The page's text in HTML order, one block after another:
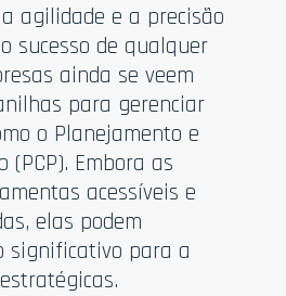
agilidade e a precisão
sucesso de qualquer
ainda se veem
para gerenciar
o Planejamento e
(PCP). Embora as
acessíveis e
elas podem
significativo para a